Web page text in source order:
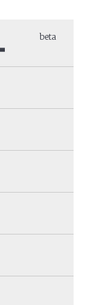
beta